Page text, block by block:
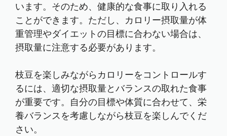
います。そのため、健康的な食事に取り入れる
ことができます。ただし、カロリー摂取量が体
重管理やダイエットの目標に合わない場合は、
摂取量に注意する必要があります。
枝豆を楽しみながらカロリーをコントロールす
るには、適切な摂取量とバランスの取れた食事
が重要です。自分の目標や体質に合わせて、栄
養バランスを考慮しながら枝豆を楽しんでくだ
さい。